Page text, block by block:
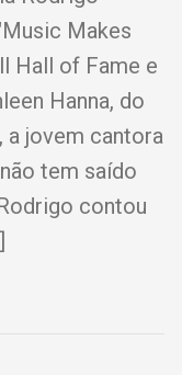
Makes
Hall of Fame e
Hanna, do
a jovem cantora
tem saído
contou